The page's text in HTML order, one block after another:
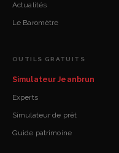
Actualités
Le Baromètre
OUTILS GRATUITS
Simulateur Jeanbrun
Experts
Simulateur de prêt
Guide patrimoine